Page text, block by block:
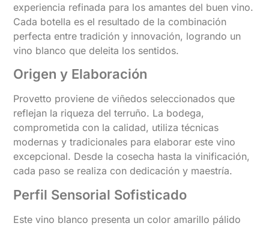
experiencia refinada para los amantes del buen vino.
Cada botella es el resultado de la combinación
perfecta entre tradición y innovación, logrando un
vino blanco que deleita los sentidos.
Origen y Elaboración
Provetto proviene de viñedos seleccionados que
reflejan la riqueza del terruño. La bodega,
comprometida con la calidad, utiliza técnicas
modernas y tradicionales para elaborar este vino
excepcional. Desde la cosecha hasta la vinificación,
cada paso se realiza con dedicación y maestría.
Perfil Sensorial Sofisticado
Este vino blanco presenta un color amarillo pálido